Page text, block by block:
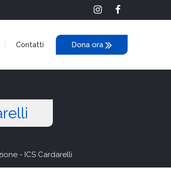
Contatti Dona ora
- ICS Cardarelli